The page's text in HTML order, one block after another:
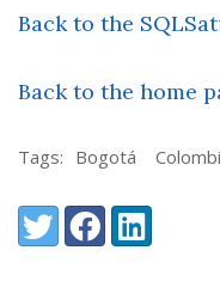
Back to the
Back to the home
Tags: Bogotá
Share:
TwitterFacebookLinkedIn